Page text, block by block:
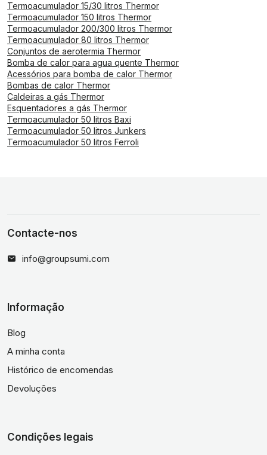
Termoacumulador 15/30 litros Thermor
Termoacumulador 150 litros Thermor
Termoacumulador 200/300 litros Thermor
Termoacumulador 80 litros Thermor
Conjuntos de aerotermia Thermor
Bomba de calor para agua quente Thermor
Acessórios para bomba de calor Thermor
Bombas de calor Thermor
Caldeiras a gás Thermor
Esquentadores a gás Thermor
Termoacumulador 50 litros Baxi
Termoacumulador 50 litros Junkers
Termoacumulador 50 litros Ferroli
Contacte-nos
info@groupsumi.com
Informação
Blog
A minha conta
Histórico de encomendas
Devoluções
Condições legais